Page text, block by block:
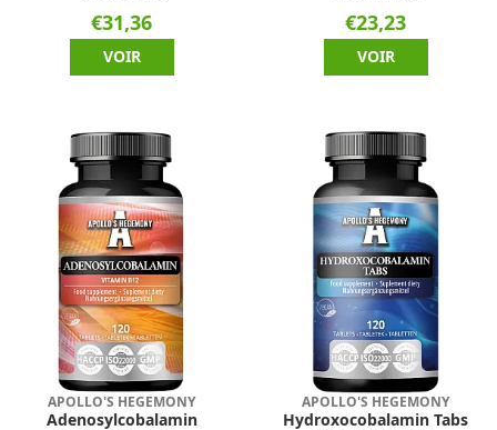
€31,36
VOIR
€23,23
VOIR
APOLLO'S HEGEMONY
Adenosylcobalamin
APOLLO'S HEGEMONY
Hydroxocobalamin Tabs